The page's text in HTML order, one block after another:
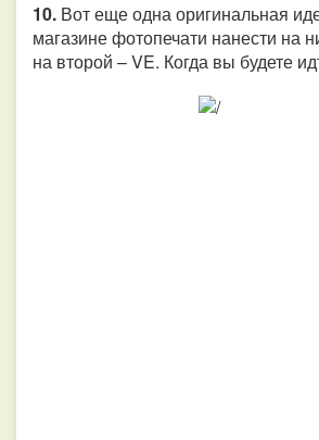
10. Вот еще одна оригинальная
магазине фотопечати нанести на
на второй – VE. Когда вы будете